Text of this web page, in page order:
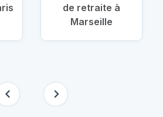
de retraite à
Marseille